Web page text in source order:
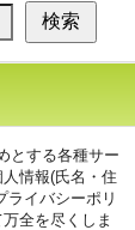
とする各種サー
情報(氏名・住
ライバシーポリ
全を尽くしま